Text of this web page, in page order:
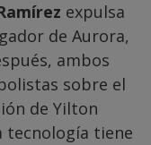
expulsa
de Aurora,
ambos
sobre el
de Yilton
tecnología tiene